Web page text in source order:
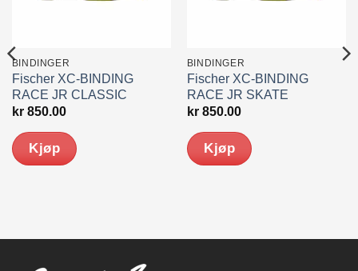
BINDINGER
Fischer XC-BINDING
RACE JR CLASSIC
kr850.00
Kjøp
BINDINGER
Fischer XC-BINDING
RACE JR SKATE
kr850.00
Kjøp